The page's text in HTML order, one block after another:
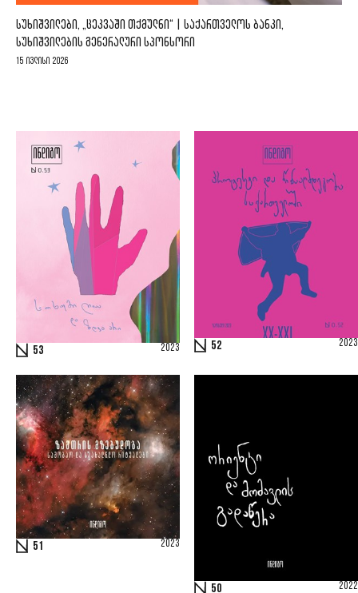
ᲡᲣᲮᲘᲨᲕᲘᲚᲔᲑᲘ, „ᲪᲔᲙᲕᲐᲨᲘ ᲗᲥᲛᲣᲚᲜᲘ“ | ᲡᲐᲥᲐᲠᲗᲕᲔᲚᲝᲡ ᲑᲐᲜᲙᲘ,
ᲡᲣᲮᲘᲨᲕᲘᲚᲔᲑᲘᲡ ᲒᲔᲜᲔᲠᲐᲚᲣᲠᲘ ᲡᲞᲝᲜᲡᲝᲠᲘ
15 ივლისი 2026
53 2023 52 2023
51 2023
50 2022